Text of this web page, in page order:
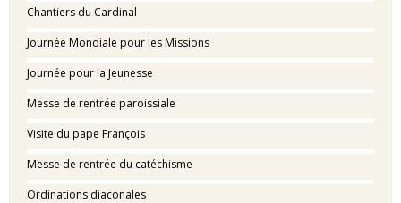
Chantiers du Cardinal
Journée Mondiale pour les Missions
Journée pour la Jeunesse
Messe de rentrée paroissiale
Visite du pape François
Messe de rentrée du catéchisme
Ordinations diaconales